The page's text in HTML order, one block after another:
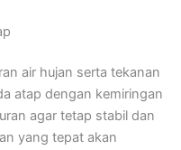
air hujan serta tekanan
atap dengan kemiringan
agar tetap stabil dan
yang tepat akan